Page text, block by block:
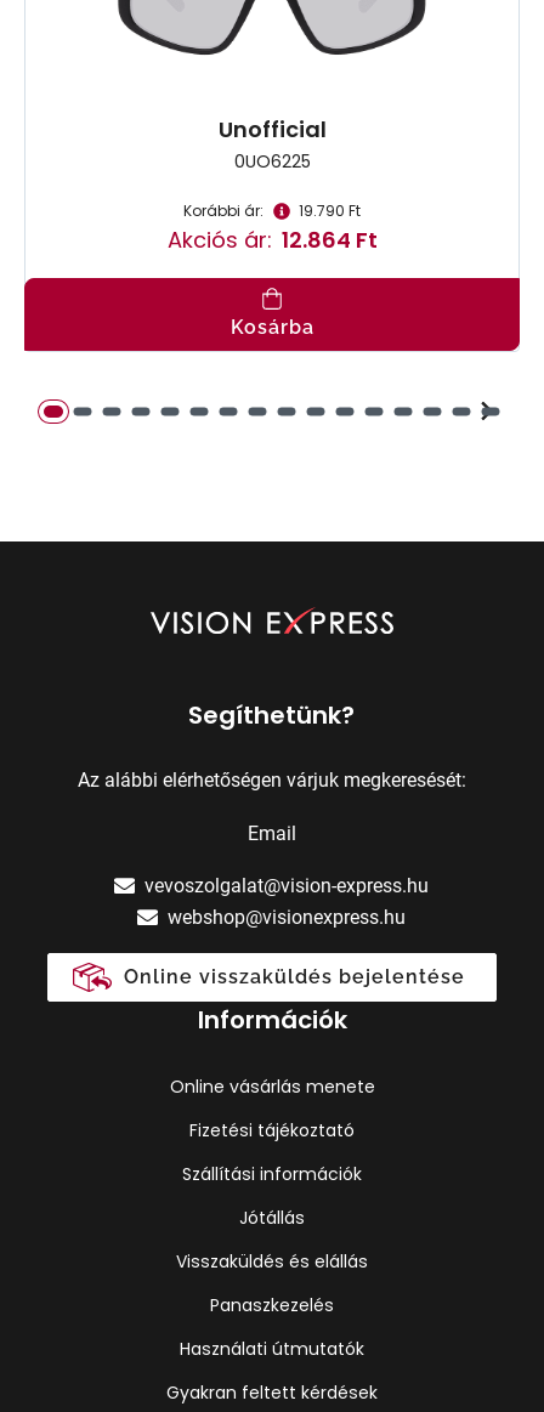
Unofficial
0UO6225
Korábbi ár: 19.790 Ft
Akciós ár: 12.864 Ft
Kosárba
Segíthetünk?
Az alábbi elérhetőségen várjuk megkeresését:
Email
vevoszolgalat@vision-express.hu
webshop@visionexpress.hu
Online visszaküldés bejelentése
Információk
Online vásárlás menete
Fizetési tájékoztató
Szállítási információk
Jótállás
Visszaküldés és elállás
Panaszkezelés
Használati útmutatók
Gyakran feltett kérdések